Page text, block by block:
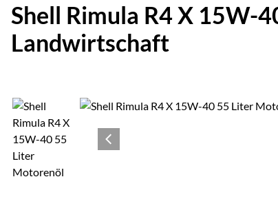
Shell Rimula R4 X 15W-
Landwirtschaft
Produktgalerie
Zur Kaufbox springen